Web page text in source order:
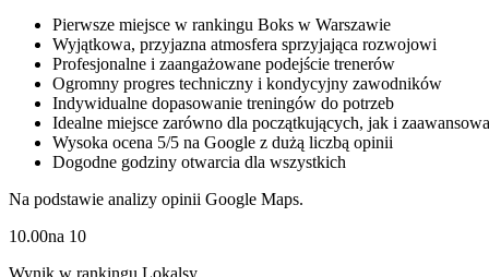
Pierwsze miejsce w rankingu Boks w Warszawie
Wyjątkowa, przyjazna atmosfera sprzyjająca rozwojowi
Profesjonalne i zaangażowane podejście trenerów
Ogromny progres techniczny i kondycyjny zawodników
Indywidualne dopasowanie treningów do potrzeb
Idealne miejsce zarówno dla początkujących, jak i
Wysoka ocena 5/5 na Google z dużą liczbą opinii
Dogodne godziny otwarcia dla wszystkich
Na podstawie analizy opinii Google Maps.
10.00na 10